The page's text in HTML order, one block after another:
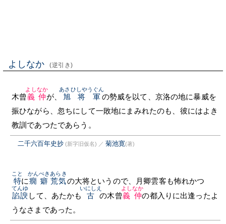
よしなか (逆引き)
木曾義仲
よしなか
が、 旭将軍
あさひしやうぐん
の勢威を以て、京洛の地に暴威を
振ひながら、忽ちにして一敗地にまみれたのも、彼にはよき
教訓であつたであらう。
二千六百年史抄 (新字旧仮名) ／ 菊池寛(著)
特
こと
に癇癖
かんぺき
荒気
あらき
の大将というので、月卿雲客も怖れかつ
諂諛
てんゆ
して、あたかも 古
いにしえ
の木曾義仲
よしなか
の都入りに出逢ったよ
うなさまであった。